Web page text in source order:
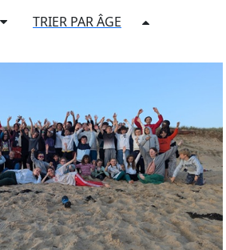
TRIER PAR ÂGE